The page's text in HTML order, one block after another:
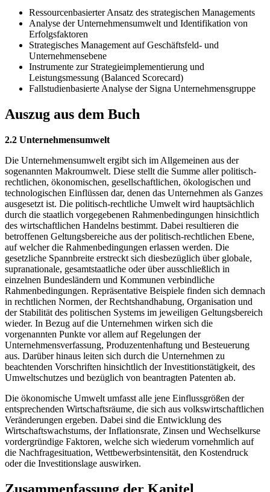
Ressourcenbasierter Ansatz des strategischen Managements
Analyse der Unternehmensumwelt und Identifikation von
Erfolgsfaktoren
Strategisches Management auf Geschäftsfeld- und
Unternehmensebene
Instrumente zur Strategieimplementierung und
Leistungsmessung (Balanced Scorecard)
Fallstudienbasierte Analyse der Signa Unternehmensgruppe
Auszug aus dem Buch
2.2 Unternehmensumwelt
Die Unternehmensumwelt ergibt sich im Allgemeinen aus der
sogenannten Makroumwelt. Diese stellt die Summe aller politisch-
rechtlichen, ökonomischen, gesellschaftlichen, ökologischen und
technologischen Einflüssen dar, denen das Unternehmen als Ganzes
ausgesetzt ist. Die politisch-rechtliche Umwelt wird hauptsächlich
durch die staatlich vorgegebenen Rahmenbedingungen hinsichtlich
des wirtschaftlichen Handelns bestimmt. Dabei resultieren die
betroffenen Geltungsbereiche aus der politisch-rechtlichen Ebene,
auf welcher die Rahmenbedingungen erlassen werden. Die
gesetzliche Spannbreite erstreckt sich diesbezüglich über globale,
supranationale, gesamtstaatliche oder über ausschließlich in
einzelnen Bundesländern und Kommunen verbindliche
Rahmenbedingungen. Repräsentative Beispiele finden sich demnach
in rechtlichen Normen, der Rechtshandhabung, Organisation und
der Stabilität des politischen Systems im jeweiligen Geltungsbereich
wieder. In Bezug auf die Unternehmen wirken sich die
vorgenannten Punkte vor allem auf Regelungen der
Unternehmensverfassung, Produzentenhaftung und Besteuerung
aus. Darüber hinaus leiten sich durch die Unternehmen zu
beachtenden Vorschriften hinsichtlich der Investitionstätigkeit, des
Umweltschutzes und bezüglich von beantragten Patenten ab.
Die ökonomische Umwelt umfasst alle jene Einflussgrößen der
entsprechenden Wirtschaftsräume, die sich aus volkswirtschaftlichen
Veränderungen ergeben. Dabei sind die Entwicklung des
Wirtschaftswachstums, der Inflationsrate, Zinsen und Wechselkurse
vordergründige Faktoren, welche sich wiederum vornehmlich auf
die Nachfragesituation, Wettbewerbsintensität, den Kostendruck
oder die Investitionslage auswirken.